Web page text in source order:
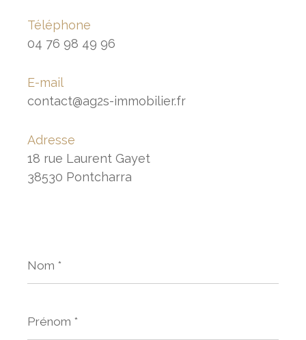
Téléphone
04 76 98 49 96
E-mail
contact@ag2s-immobilier.fr
Adresse
18 rue Laurent Gayet
38530 Pontcharra
*
*